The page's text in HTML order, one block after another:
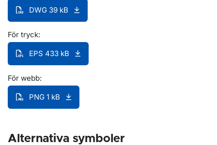
DWG 39 kB
För tryck:
EPS 433 kB
För webb:
PNG 1 kB
Alternativa symboler